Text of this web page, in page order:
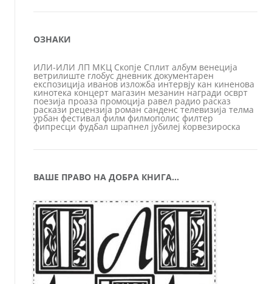
ОЗНАКИ
ИЛИ-ИЛИ ЛП МКЦ Скопје Сплит албум венеција
ветрилиште глобус дневник документарен
експозиција иванов изложба интервју кан киненова
кинотека концерт магазин мезанин награди осврт
поезија проаза промоција равел радио расказ
раскази рецензија роман санденс телевизија телма
урбан фестивал филм филмополис филтер
фипресци фудбал шрапнел јубилеј ќорвезироска
ВАШЕ ПРАВО НА ДОБРА КНИГА…